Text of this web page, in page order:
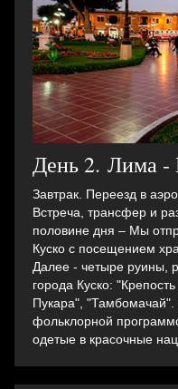
День 2. Лима -
Завтрак. Переезд в
Встреча, трансфер и
половине дня – Мы
Куско c посещением
Далее - четыре руины,
города Куско:
Пукара",
фольклорной
одетые в красочные